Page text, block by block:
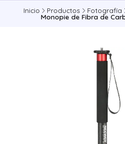
Inicio Productos Fotografía
Monopie de Fibra de